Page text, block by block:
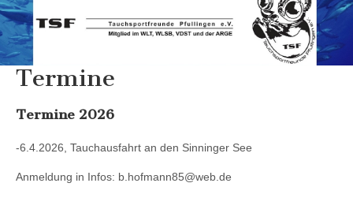
Termine
Termine 2026
-6.4.2026, Tauchausfahrt an den Sinninger See
Anmeldung in Infos: b.hofmann85@web.de